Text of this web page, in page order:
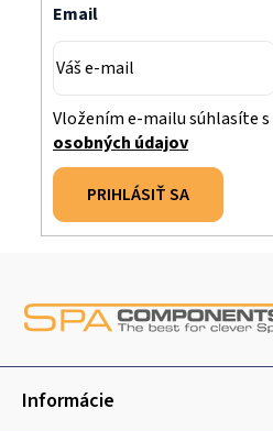
Email
Vložením e-mailu súhlasíte s
osobných údajov
PRIHLÁSIŤ SA
ä
Informácie